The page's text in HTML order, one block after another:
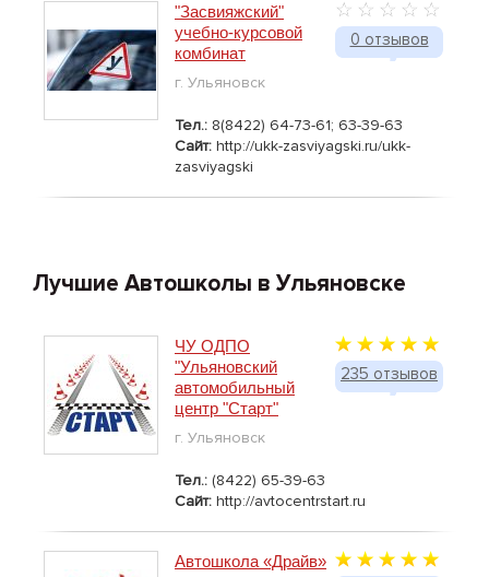
0 отзывов
"Засвияжский"
учебно-курсовой
комбинат
г. Ульяновск
Тел.: 8(8422) 64-73-61; 63-39-63
Сайт: http://ukk-zasviyagski.ru/ukk-
zasviyagski
Лучшие Автошколы в Ульяновске
235 отзывов
ЧУ ОДПО
"Ульяновский
автомобильный
центр "Старт"
г. Ульяновск
Тел.: (8422) 65-39-63
Сайт: http://avtocentrstart.ru
Автошкола «Драйв»